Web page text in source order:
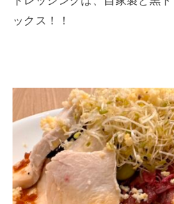
ックス！！